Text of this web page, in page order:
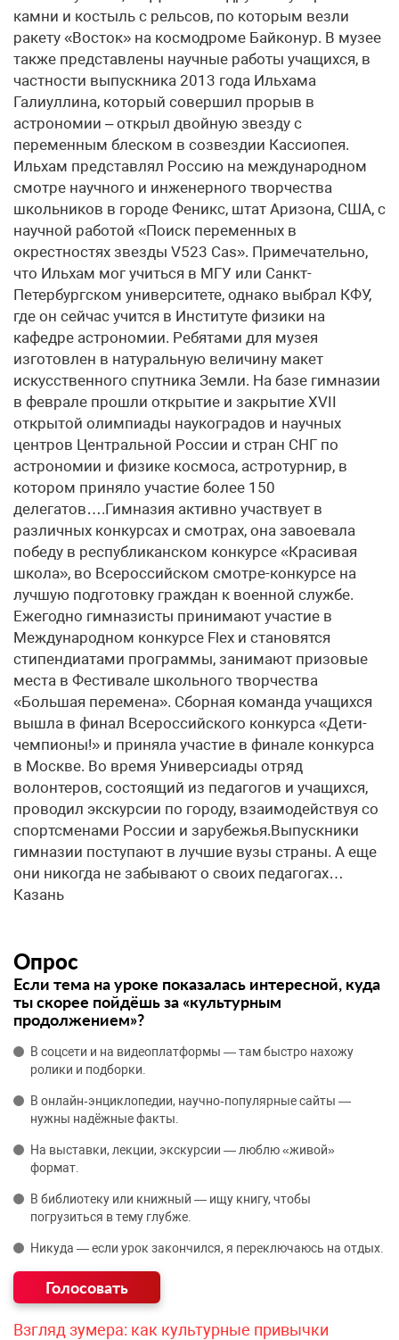
камни и костыль с рельсов, по которым везли
ракету «Восток» на космодроме Байконур. В музее
также представлены научные работы учащихся, в
частности выпускника 2013 года Ильхама
Галиуллина, который совершил прорыв в
астрономии – открыл двойную звезду с
переменным блеском в созвездии Кассиопея.
Ильхам представлял Россию на международном
смотре научного и инженерного творчества
школьников в городе Феникс, штат Аризона, США, с
научной работой «Поиск переменных в
окрестностях звезды V523 Cas». Примечательно,
что Ильхам мог учиться в МГУ или Санкт-
Петербургском университете, однако выбрал КФУ,
где он сейчас учится в Институте физики на
кафедре астрономии. Ребятами для музея
изготовлен в натуральную величину макет
искусственного спутника Земли. На базе гимназии
в феврале прошли открытие и закрытие XVII
открытой олимпиады наукоградов и научных
центров Центральной России и стран СНГ по
астрономии и физике космоса, астротурнир, в
котором приняло участие более 150
делегатов….Гимназия активно участвует в
различных конкурсах и смотрах, она завоевала
победу в республиканском конкурсе «Красивая
школа», во Всероссийском смотре-конкурсе на
лучшую подготовку граждан к военной службе.
Ежегодно гимназисты принимают участие в
Международном конкурсе Flex и становятся
стипендиатами программы, занимают призовые
места в Фестивале школьного творчества
«Большая перемена». Сборная команда учащихся
вышла в финал Всероссийского конкурса «Дети-
чемпионы!» и приняла участие в финале конкурса
в Москве. Во время Универсиады отряд
волонтеров, состоящий из педагогов и учащихся,
проводил экскурсии по городу, взаимодействуя со
спортсменами России и зарубежья.Выпускники
гимназии поступают в лучшие вузы страны. А еще
они никогда не забывают о своих педагогах…
Казань
Опрос
Если тема на уроке показалась интересной, куда
ты скорее пойдёшь за «культурным
продолжением»?
В соцсети и на видеоплатформы — там быстро нахожу
ролики и подборки.
В онлайн‑энциклопедии, научно‑популярные сайты —
нужны надёжные факты.
На выставки, лекции, экскурсии — люблю «живой»
формат.
В библиотеку или книжный — ищу книгу, чтобы
погрузиться в тему глубже.
Никуда — если урок закончился, я переключаюсь на отдых.
Взгляд зумера: как культурные привычки